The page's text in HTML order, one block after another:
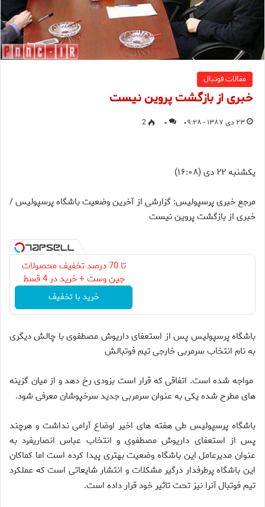
مقالات فوتبال
خبری از بازگشت پروین نیست
۲۳ دی ۱۳۸۷ - ۰۹:۲۸ ۰ 2
یکشنبه ۲۲ دی (۱۶:۰۸)
مرجع خبری پرسپولیس: گزارشی از آخرین وضعیت باشگاه پرسپولیس /
خبری از بازگشت پروین نیست
تا 70 درصد تخفیف محصولات
جین وست + خرید در 4 قسط
خرید با تخفیف
باشگاه پرسپولیس پس از استعفای داریوش مصطفوی با چالش دیگری
به نام انتخاب سرمربی خارجی تیم فوتبالش
مواجه شده است. اتفاقی که قرار است بزودی رخ دهد و از میان گزینه
های مطرح شده یکی به عنوان سرمربی جدید سرخپوشان معرفی شود.
باشگاه پرسپولیس طی هفته های اخیر اوضاع آرامی نداشت و هرچند
پس از استعفای داریوش مصطفوی و انتخاب عباس انصاریفرد به
عنوان مدیرعامل این باشگاه وضعیت بهتری پیدا کرده است اما کماکان
این باشگاه پرطرفدار درگیر مشکلات و انتشار شایعاتی است که عملکرد
تیم فوتبال آنرا نیز تحت تاثیر خود قرار داده است.